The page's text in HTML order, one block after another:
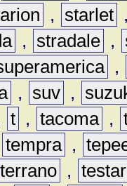
, starlet
, stradale ,
,
, suv ,
t , tacoma ,
tempra ,
terrano ,